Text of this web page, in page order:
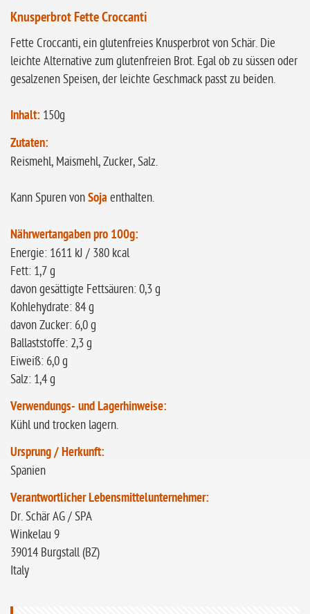
glutenfrei
Sonnenblumen
ohne Palmöl
Knusperbrot Fette Croccanti
Fette Croccanti, ein glutenfreies Knusperbrot von Schär. Die
leichte Alternative zum glutenfreien Brot. Egal ob zu süssen oder
gesalzenen Speisen, der leichte Geschmack passt zu beiden.
Inhalt: 150g
Zutaten:
Reismehl, Maismehl, Zucker, Salz.
Kann Spuren vonSoja enthalten.
Nährwertangaben pro 100g:
Energie: 1611 kJ / 380 kcal
Fett: 1,7 g
davon gesättigte Fettsäuren: 0,3 g
Kohlehydrate: 84 g
davon Zucker: 6,0 g
Ballaststoffe: 2,3 g
Eiweiß: 6,0 g
Salz: 1,4 g
Verwendungs- und Lagerhinweise:
Kühl und trocken lagern.
Ursprung / Herkunft:
Spanien
Verantwortlicher Lebensmittelunternehmer:
Dr. Schär AG / SPA
Winkelau 9
39014 Burgstall (BZ)
Italy